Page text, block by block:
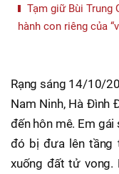
Tạm giữ Bùi Trung
hành con riêng của
Rạng sáng 14/10/
Nam Ninh, Hà Đình
đến hôn mê. Em
đó bị đưa lên tầng
xuống đất tử vong.